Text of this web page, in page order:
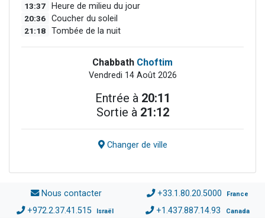
13:37 Heure de milieu du jour
20:36 Coucher du soleil
21:18 Tombée de la nuit
Chabbath Choftim
Vendredi 14 Août 2026
Entrée à 20:11
Sortie à 21:12
Changer de ville
Nous contacter +33.1.80.20.5000 France
+972.2.37.41.515 Israël +1.437.887.14.93 Canada